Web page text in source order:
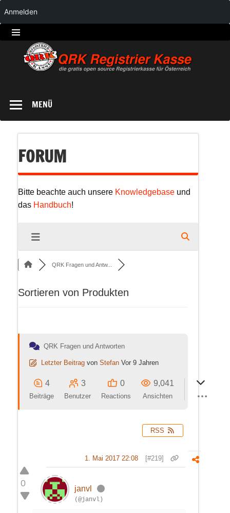
QRK
MENÜ
FORUM
Bitte beachte auch unsere Knowledgebase und
das Handbuch!
QRK Fragen und Antw...
Sortieren von Produkten
QRK Fragen und Antworten
Letzter Beitrag von Stefan Vor 9 Jahren
4
Beiträge
3
Benutzer
0
Reactions
9,041
Ansichten
RSS
0
[#219]
1. Mai 2017 22:08
janvl
(@janvl)
Anmelden